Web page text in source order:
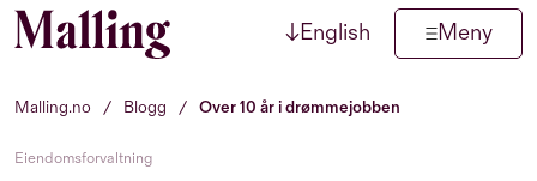
Hopp til innhold ↓English Meny
Malling.no / Blogg / Over 10 år i drømmejobben
Eiendomsforvaltning